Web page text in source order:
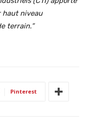
haut niveau
terrain.”
Pinterest